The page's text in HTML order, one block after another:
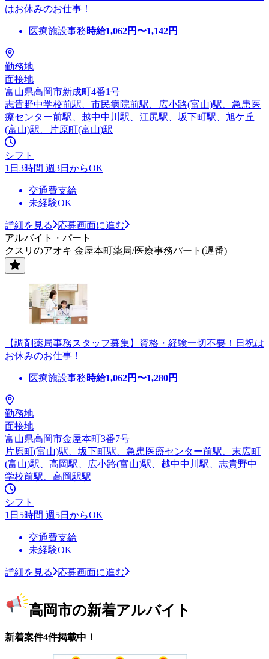
はお休みのお仕事！
医療施設事務時給1,062円〜1,142円
勤務地
面接地
富山県高岡市新成町4番1号
志貴野中学校前駅、市民病院前駅、広小路(富山)駅、急患医
療センター前駅、越中中川駅、江尻駅、坂下町駅、旭ケ丘
(富山)駅、片原町(富山)駅
シフト
1日3時間 週3日からOK
交通費支給
未経験OK
詳細を見る
応募画面に進む
アルバイト・パート
クスリのアオキ 金屋本町薬局/医療事務パート(遅番)
【調剤薬局事務スタッフ募集】資格・経験一切不要！日祝は
お休みのお仕事！
医療施設事務時給1,062円〜1,280円
勤務地
面接地
富山県高岡市金屋本町3番7号
片原町(富山)駅、坂下町駅、急患医療センター前駅、末広町
(富山)駅、高岡駅、広小路(富山)駅、越中中川駅、志貴野中
学校前駅、高岡駅駅
シフト
1日5時間 週5日からOK
交通費支給
未経験OK
詳細を見る 応募画面に進む
高岡市の新着アルバイト
新着案件4件掲載中！